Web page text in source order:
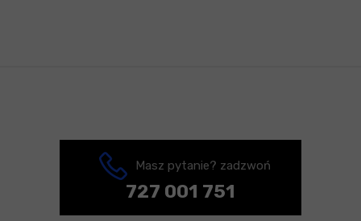
Masz pytanie? zadzwoń
727 001 751